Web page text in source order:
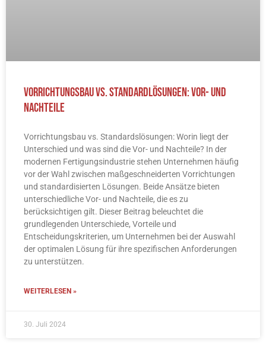
Vorrichtungsbau vs. Standardlösungen: Vor- und
Nachteile
Vorrichtungsbau vs. Standardslösungen: Worin liegt der
Unterschied und was sind die Vor- und Nachteile? In der
modernen Fertigungsindustrie stehen Unternehmen häufig
vor der Wahl zwischen maßgeschneiderten Vorrichtungen
und standardisierten Lösungen. Beide Ansätze bieten
unterschiedliche Vor- und Nachteile, die es zu
berücksichtigen gilt. Dieser Beitrag beleuchtet die
grundlegenden Unterschiede, Vorteile und
Entscheidungskriterien, um Unternehmen bei der Auswahl
der optimalen Lösung für ihre spezifischen Anforderungen
zu unterstützen.
WEITERLESEN »
30. Juli 2024